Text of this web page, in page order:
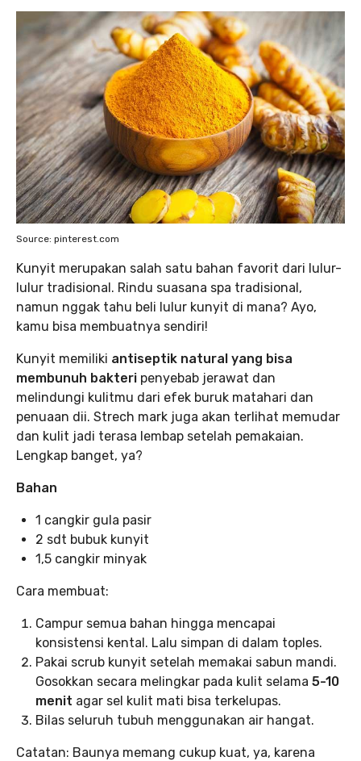
Source: pinterest.com
Kunyit merupakan salah satu bahan favorit dari lulur-
lulur tradisional. Rindu suasana spa tradisional,
namun nggak tahu beli lulur kunyit di mana? Ayo,
kamu bisa membuatnya sendiri!
Kunyit memiliki antiseptik natural yang bisa
membunuh bakteri penyebab jerawat dan
melindungi kulitmu dari efek buruk matahari dan
penuaan dii. Strech mark juga akan terlihat memudar
dan kulit jadi terasa lembap setelah pemakaian.
Lengkap banget, ya?
Bahan
1 cangkir gula pasir
2 sdt bubuk kunyit
1,5 cangkir minyak
Cara membuat:
Campur semua bahan hingga mencapai
konsistensi kental. Lalu simpan di dalam toples.
Pakai scrub kunyit setelah memakai sabun mandi.
Gosokkan secara melingkar pada kulit selama 5-10
menit agar sel kulit mati bisa terkelupas.
Bilas seluruh tubuh menggunakan air hangat.
Catatan: Baunya memang cukup kuat, ya, karena